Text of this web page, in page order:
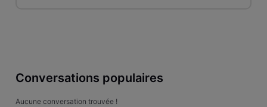
Conversations populaires
Aucune conversation trouvée !